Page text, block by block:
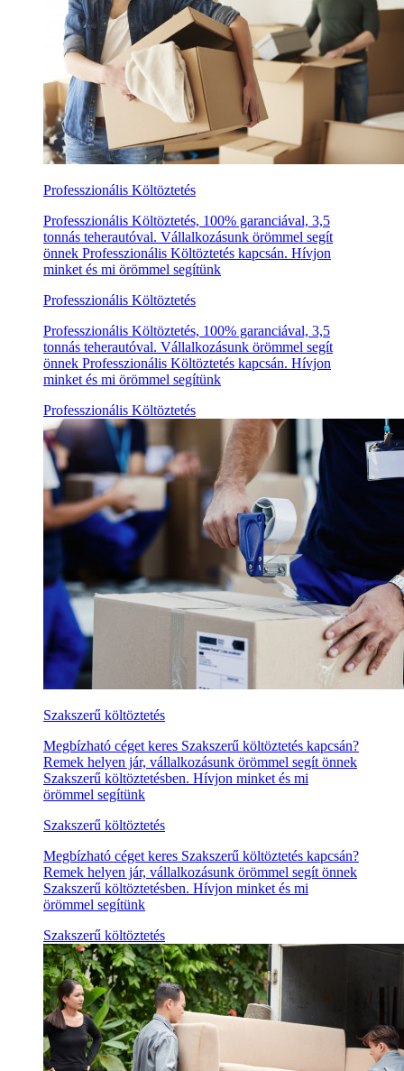
Professzionális Költöztetés
Professzionális Költöztetés, 100% garanciával, 3,5
tonnás teherautóval. Vállalkozásunk örömmel segít
önnek Professzionális Költöztetés kapcsán. Hívjon
minket és mi örömmel segítünk
Professzionális Költöztetés
Professzionális Költöztetés, 100% garanciával, 3,5
tonnás teherautóval. Vállalkozásunk örömmel segít
önnek Professzionális Költöztetés kapcsán. Hívjon
minket és mi örömmel segítünk
Professzionális Költöztetés
Szakszerű költöztetés
Megbízható céget keres Szakszerű költöztetés kapcsán?
Remek helyen jár, vállalkozásunk örömmel segít önnek
Szakszerű költöztetésben. Hívjon minket és mi
örömmel segítünk
Szakszerű költöztetés
Megbízható céget keres Szakszerű költöztetés kapcsán?
Remek helyen jár, vállalkozásunk örömmel segít önnek
Szakszerű költöztetésben. Hívjon minket és mi
örömmel segítünk
Szakszerű költöztetés